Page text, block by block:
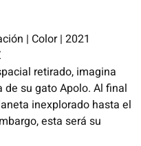
| Color | 2021
retirado, imagina
su gato Apolo. Al final
inexplorado hasta el
esta será su